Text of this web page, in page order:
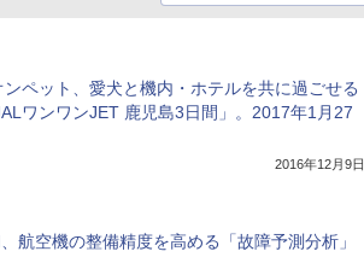
ペット、愛犬と機内・ホテルを共に過ごせる
ワンワンJET 鹿児島3日間」。2017年1月27
2016年12月9日
航空機の整備精度を高める「故障予測分析」